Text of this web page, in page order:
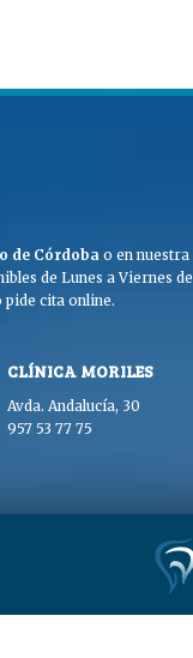
de Córdoba o en nuestra
de Lunes a Viernes de
pide cita online.
CLÍNICA MORILES
Avda. Andalucía, 30
957 53 77 75